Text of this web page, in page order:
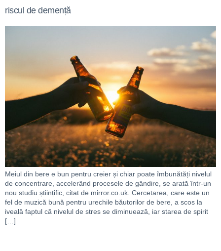
riscul de demență
Meiul din bere e bun pentru creier și chiar poate îmbunătăți nivelul
de concentrare, accelerând procesele de gândire, se arată într-un
nou studiu științific, citat de mirror.co.uk. Cercetarea, care este un
fel de muzică bună pentru urechile băutorilor de bere, a scos la
iveală faptul că nivelul de stres se diminuează, iar starea de spirit
[…]